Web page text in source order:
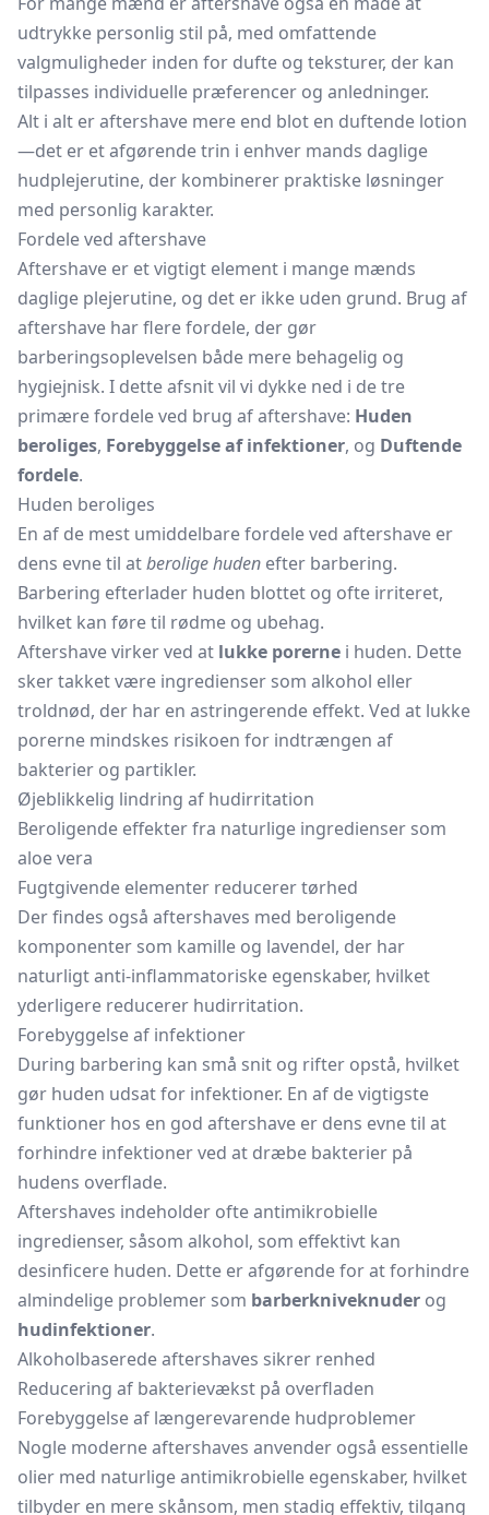
udtrykke personlig stil på, med omfattende
valgmuligheder inden for dufte og teksturer, der kan
tilpasses individuelle præferencer og anledninger.
Alt i alt er aftershave mere end blot en duftende lotion
—det er et afgørende trin i enhver mands daglige
hudplejerutine, der kombinerer praktiske løsninger
med personlig karakter.
Fordele ved aftershave
Aftershave er et vigtigt element i mange mænds
daglige plejerutine, og det er ikke uden grund. Brug af
aftershave har flere fordele, der gør
barberingsoplevelsen både mere behagelig og
hygiejnisk. I dette afsnit vil vi dykke ned i de tre
primære fordele ved brug af aftershave: Huden
beroliges, Forebyggelse af infektioner, og Duftende
fordele.
Huden beroliges
En af de mest umiddelbare fordele ved aftershave er
dens evne til atberolige huden efter barbering.
Barbering efterlader huden blottet og ofte irriteret,
hvilket kan føre til rødme og ubehag.
Aftershave virker ved at lukke porerne i huden. Dette
sker takket være ingredienser som alkohol eller
troldnød, der har en astringerende effekt. Ved at lukke
porerne mindskes risikoen for indtrængen af
bakterier og partikler.
Øjeblikkelig lindring af hudirritation
Beroligende effekter fra naturlige ingredienser som
aloe vera
Fugtgivende elementer reducerer tørhed
Der findes også aftershaves med beroligende
komponenter som kamille og lavendel, der har
naturligt anti-inflammatoriske egenskaber, hvilket
yderligere reducerer hudirritation.
Forebyggelse af infektioner
During barbering kan små snit og rifter opstå, hvilket
gør huden udsat for infektioner. En af de vigtigste
funktioner hos en god aftershave er dens evne til at
forhindre infektioner ved at dræbe bakterier på
hudens overflade.
Aftershaves indeholder ofte antimikrobielle
ingredienser, såsom alkohol, som effektivt kan
desinficere huden. Dette er afgørende for at forhindre
almindelige problemer som barberkniveknuder og
hudinfektioner.
Alkoholbaserede aftershaves sikrer renhed
Reducering af bakterievækst på overfladen
Forebyggelse af længerevarende hudproblemer
Nogle moderne aftershaves anvender også essentielle
olier med naturlige antimikrobielle egenskaber, hvilket
tilbyder en mere skånsom, men stadig effektiv, tilgang